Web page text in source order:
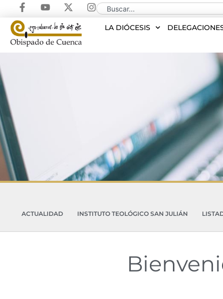
LA DIÓCESIS
ACTUALIDAD INSTITUTO TEOLÓGICO SAN JULIÁN